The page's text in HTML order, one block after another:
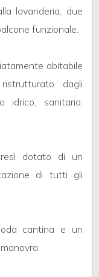
lavanderia, due
funzionale.
abitabile
dagli
idrico, sanitario,
dotato di un
di tutti gli
cantina e un